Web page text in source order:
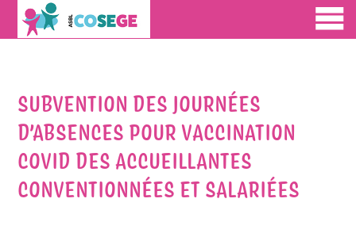
SUBVENTION DES JOURNÉES
D’ABSENCES POUR VACCINATION
COVID DES ACCUEILLANTES
CONVENTIONNÉES ET SALARIÉES